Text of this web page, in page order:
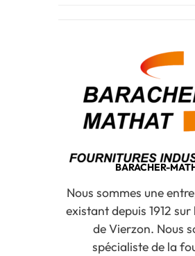
BARACHER-
Nous sommes une
existant depuis 1912
de Vierzon. Nous
spécialiste de la